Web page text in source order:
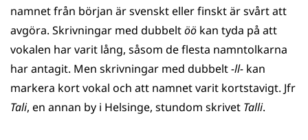
namnet från början är svenskt eller finskt är svårt att
avgöra. Skrivningar med dubbeltöö kan tyda på att
vokalen har varit lång, såsom de flesta namntolkarna
har antagit. Men skrivningar med dubbelt-ll- kan
markera kort vokal och att namnet varit kortstavigt. Jfr
Tali, en annan by i Helsinge, stundom skrivet Talli.